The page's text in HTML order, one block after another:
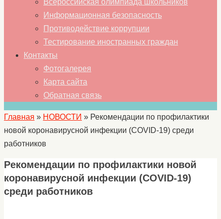
Всероссийская олимпиада школьников
Информационная безопасность
Противодействие коррупции
Тестирование иностранных граждан
Контакты
Фотогалерея
Карта сайта
Обратная связь
Главная » НОВОСТИ » Рекомендации по профилактики
новой коронавирусной инфекции (COVID-19) среди
работников
Рекомендации по профилактики новой
коронавирусной инфекции (COVID-19)
среди работников